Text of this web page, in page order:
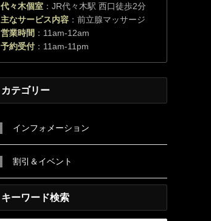
代々木個室 ：JR代々木駅 西口徒歩2分
主なサービス内容 ：前立腺マッサージ
営業時間 ：11am-12am
予約受付 ：11am-11pm
カテゴリー
インフォメーション
割引＆イベント
キーワード検索